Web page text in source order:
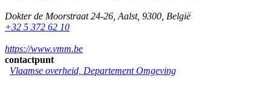
Dokter de Moorstraat 24-26 Aalst, 9300 België
+32 5 372 62 10
https://www.vmm.be
contactpunt
Vlaamse overheid, Departement Omgeving